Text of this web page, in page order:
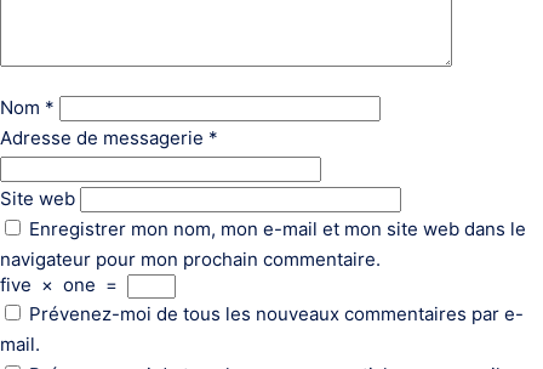
Nom *
Adresse de messagerie *
Site web
Enregistrer mon nom, mon e-mail et mon site web dans le
navigateur pour mon prochain commentaire.
five × one =
Prévenez-moi de tous les nouveaux commentaires par e-
mail.